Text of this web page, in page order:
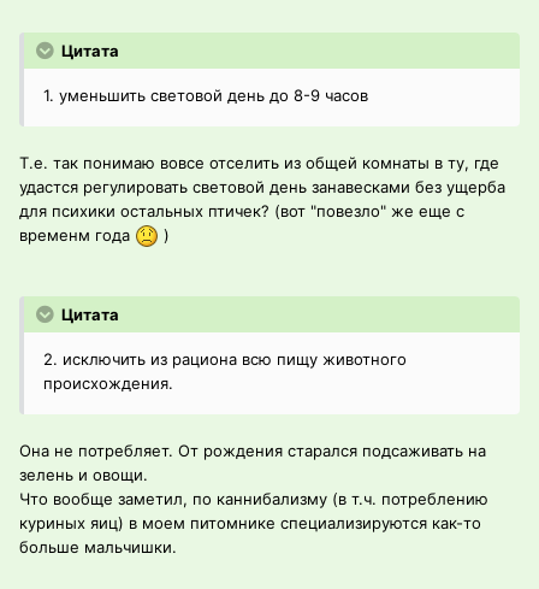
Цитата
1. уменьшить световой день до 8-9 часов
Т.е. так понимаю вовсе отселить из общей комнаты в ту, где
удастся регулировать световой день занавесками без ущерба
для психики остальных птичек? (вот "повезло" же еще с
временм года
)
Цитата
2. исключить из рациона всю пищу животного
происхождения.
Она не потребляет. От рождения старался подсаживать на
зелень и овощи.
Что вообще заметил, по каннибализму (в т.ч. потреблению
куриных яиц) в моем питомнике специализируются как-то
больше мальчишки.